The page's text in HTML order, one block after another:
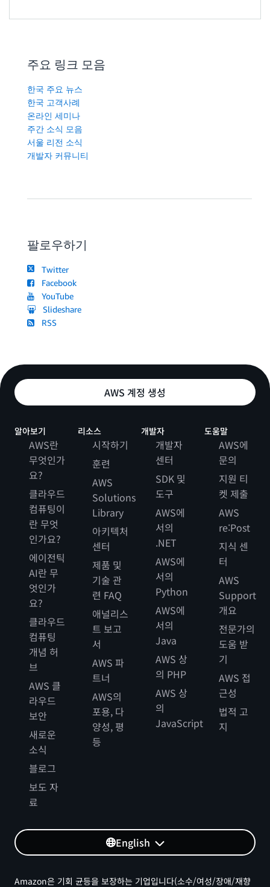
            }
            "Action": [
            ],
            "Resource": [
                "arn:aws:ec2:*:*:volume/*",
                "arn:aws:ec2:*:*:instance/*",
"arn:aws:ec2:*:*:network-interface/
            ],
                }
        }
    ]
주요 링크 모음
한국 주요 뉴스
한국 고객사례
온라인 세미나
주간 소식 모음
서울 리전 소식
개발자 커뮤니티
팔로우하기
Twitter
Facebook
YouTube
Slideshare
RSS
AWS 계정 생성
알아보기
AWS란
무엇인가
요?
클라우드
컴퓨팅이
란 무엇
인가요?
에이전틱
AI란 무
엇인가
요?
클라우드
컴퓨팅
개념 허
브
AWS 클
라우드
보안
새로운
소식
블로그
보도 자
료
리소스
시작하기
훈련
AWS
Solutions
Library
아키텍처
센터
제품 및
기술 관
련 FAQ
애널리스
트 보고
서
AWS 파
트너
AWS의
포용, 다
양성, 평
등
개발자
개발자
센터
SDK 및
도구
AWS에
서의
.NET
AWS에
서의
Python
AWS에
서의
Java
AWS 상
의 PHP
AWS 상
의
JavaScript
도움말
AWS에
문의
지원 티
켓 제출
AWS
re:Post
지식 센
터
AWS
Support
개요
전문가의
도움 받
기
AWS 접
근성
법적 고
지
English
Amazon은 기회 균등을 보장하는 기업입니다(소수/여성/장애/재향